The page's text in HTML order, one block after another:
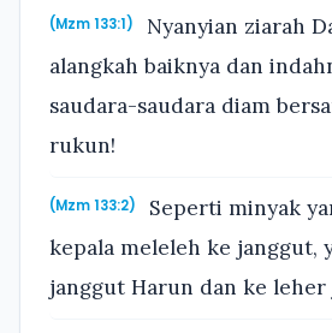
(Mzm 133:1)
Nyanyian ziarah
alangkah baiknya dan
saudara-saudara diam
rukun!
(Mzm 133:2)
Seperti minyak
kepala meleleh ke janggut,
janggut Harun dan ke leher